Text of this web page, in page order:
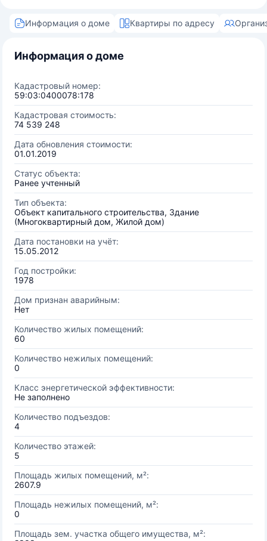
Информация о доме Квартиры по адресу
Информация о доме
Кадастровый номер:
59:03:0400078:178
Кадастровая стоимость:
74 539 248
Дата обновления стоимости:
01.01.2019
Статус объекта:
Ранее учтенный
Тип объекта:
Объект капитального строительства, Здание
(Многоквартирный дом, Жилой дом)
Дата постановки на учёт:
15.05.2012
Год постройки:
1978
Дом признан аварийным:
Нет
Количество жилых помещений:
60
Количество нежилых помещений:
0
Класс энергетической эффективности:
Не заполнено
Количество подъездов:
4
Количество этажей:
5
Площадь жилых помещений, м²:
2607.9
Площадь нежилых помещений, м²:
0
Площадь зем. участка общего имущества, м²: